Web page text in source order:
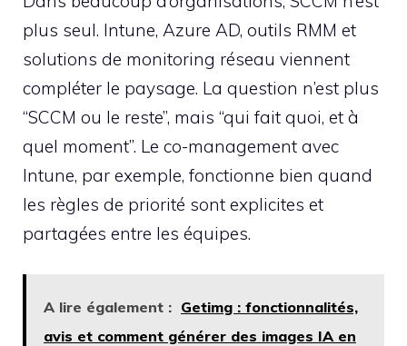
plus seul. Intune, Azure AD, outils RMM et
solutions de monitoring réseau viennent
compléter le paysage. La question n’est plus
“SCCM ou le reste”, mais “qui fait quoi, et à
quel moment”. Le co-management avec
Intune, par exemple, fonctionne bien quand
les règles de priorité sont explicites et
partagées entre les équipes.
A lire également : Getimg : fonctionnalités,
avis et comment générer des images IA en